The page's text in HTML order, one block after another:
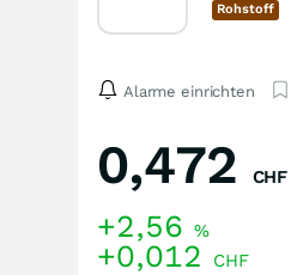
Rohstoff
Alarme einrichten
0,472 CHF
+2,56 %
+0,012 CHF